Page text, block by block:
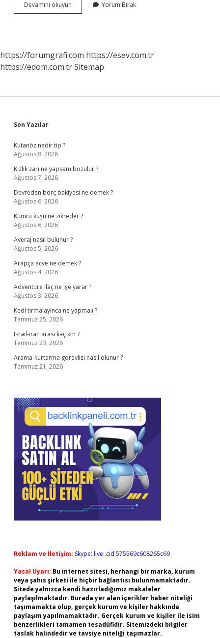
Devamını okuyun
Tenliler
Yorum Bırak
https://forumgrafi.com https://esev.com.tr
https://edom.com.trSitemap
Sidebar
Son Yazılar
Kutanöz nedir tip ?
Ağustos 8, 2026
Kızlık zarı ne yapsam bozulur ?
Ağustos 7, 2026
Devreden borç bakiyesi ne demek ?
Ağustos 6, 2026
Kumru kuşu ne zikreder ?
Ağustos 6, 2026
Averaj nasıl bulunur ?
Ağustos 5, 2026
Arapça acve ne demek ?
Ağustos 4, 2026
Adventure ilaç ne işe yarar ?
Ağustos 3, 2026
Kedi tirmalayinca ne yapmalı ?
Temmuz 25, 2026
Israıl-ıran arası kaç km ?
Temmuz 23, 2026
Arama-kurtarma görevlisi nasıl olunur ?
Temmuz 21, 2026
Reklam ve İletişim: Skype: live:.cid.575569c608265c69
Yasal Uyarı: Bu internet sitesi, herhangi bir marka, kurum
veya şahıs şirketi ile hiçbir bağlantısı bulunmamaktadır.
Sitede yalnızca kendi hazırladığımız makaleler
paylaşılmaktadır. Burada yer alan içerikler haber niteliği
taşımamakta olup, gerçek kurum ve kişiler hakkında
paylaşım yapılmamaktadır. Gerçek kurum ve kişiler ile isim
benzerlikleri tamamen tesadüfidir. Sitemizdeki bilgiler
taslak halindedir ve tavsiye niteliği taşımazlar.